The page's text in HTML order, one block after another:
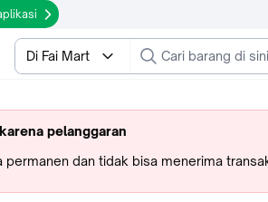
Di Fai Mart
pelanggaran
dan tidak bisa menerima